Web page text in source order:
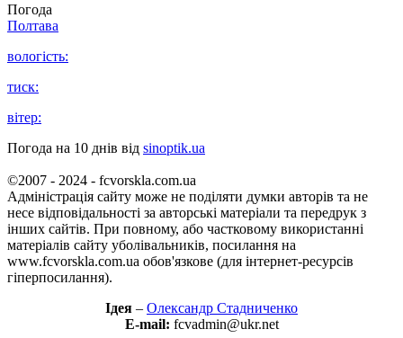
Погода
Полтава
вологість:
тиск:
вітер:
Погода на 10 днів від sinoptik.ua
©2007 - 2024 - fcvorskla.com.ua
Адміністрація сайту може не поділяти думки авторів та не
несе відповідальності за авторські матеріали та передрук з
інших сайтів. При повному, або частковому використанні
матеріалів сайту уболівальників, посилання на
www.fcvorskla.com.ua обов'язкове (для інтернет-ресурсів
гіперпосилання).
Ідея – Олександр Стадниченко
E-mail: fcvadmin@ukr.net